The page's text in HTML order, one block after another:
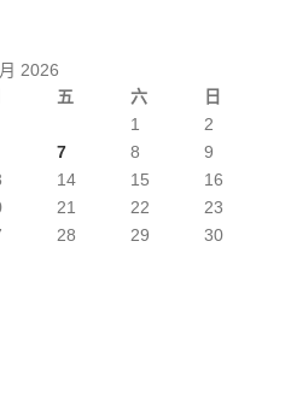
2026
五 六 日
1
2
7 8
9
14 15
16
21 22
23
28 29
30